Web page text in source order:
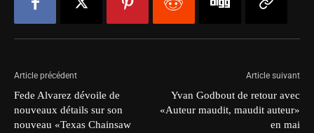
Article précédent
Fede Alvarez dévoile de
nouveaux détails sur son
nouveau «Texas Chainsaw
Article suivant
Yvan Godbout de retour avec
«Auteur maudit, maudit auteur»
en mai